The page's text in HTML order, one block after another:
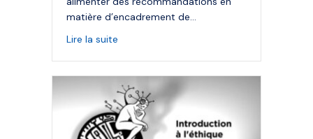
matière d’encadrement de…
Lire la suite